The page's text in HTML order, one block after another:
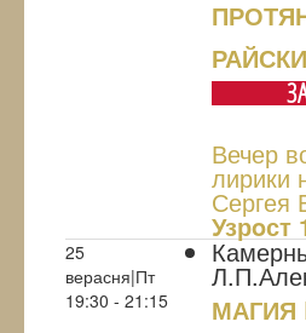
Вечер
лирики
Сергея
Узрoст
25
верасня|Пт
19:30 - 21:15
МАГИЯ